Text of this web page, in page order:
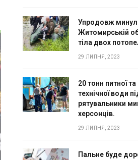
Упродовж
Житомирській
тіла двох
29 ЛИПНЯ, 2023
20 тонн питної
технічної води
рятувальники
херсонців.
29 ЛИПНЯ, 2023
Пальне буде